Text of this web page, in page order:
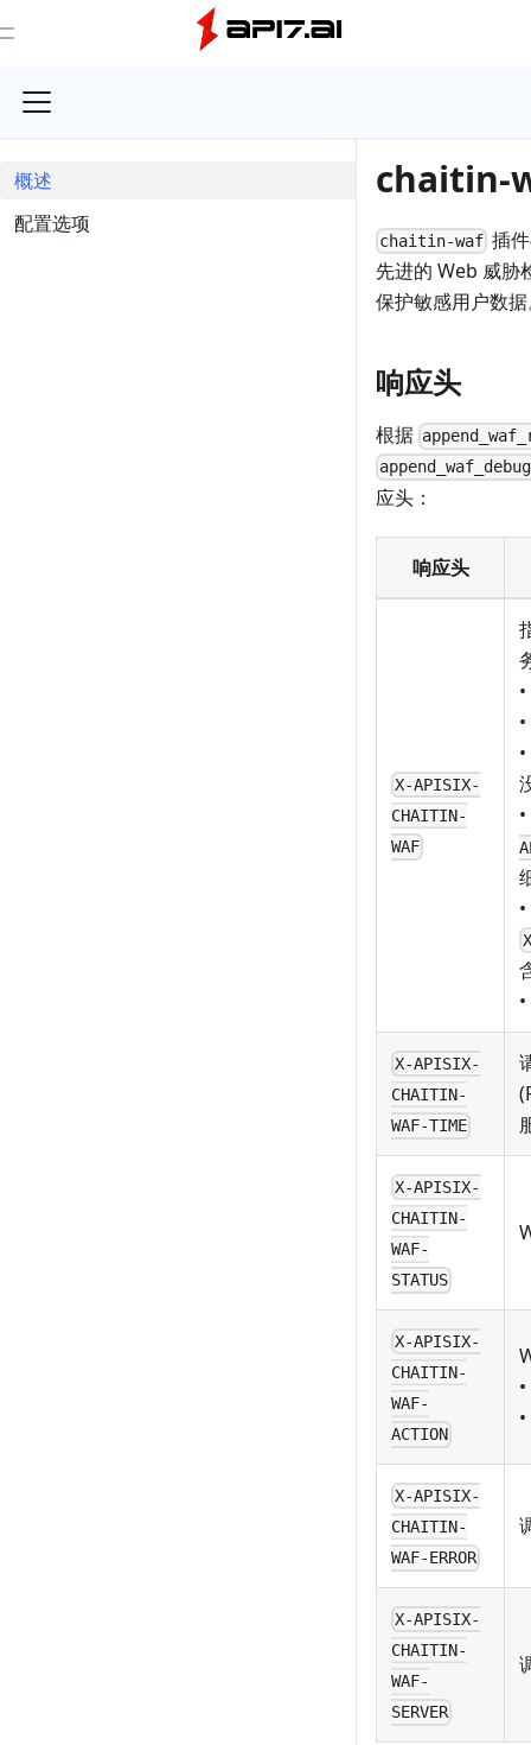
Toggle Menu
概述
配置选项
chaitin-
chaitin-waf 插
先进的 Web 威胁
保护敏感用户数
响应头
根据
应头：
响应头
X-APISIX-
CHAITIN-
WAF
•
•
•
•
•
•
X-APISIX-
CHAITIN-
WAF-TIME
X-APISIX-
CHAITIN-
WAF-
STATUS
X-APISIX-
CHAITIN-
WAF-
ACTION
•
•
X-APISIX-
CHAITIN-
WAF-ERROR
X-APISIX-
CHAITIN-
WAF-
SERVER